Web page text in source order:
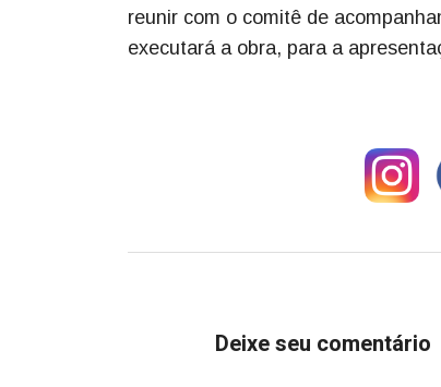
reunir com o comitê de
executará a obra, para a
Deixe seu comentário